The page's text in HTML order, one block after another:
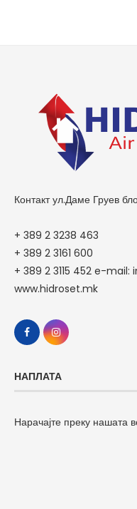
Контакт ул.Даме Груев
+ 389 2 3238 463
+ 389 2 3161 600
+ 389 2 3115 452 e-
www.hidroset.mk
НАПЛАТА
Нарачајте преку нашата